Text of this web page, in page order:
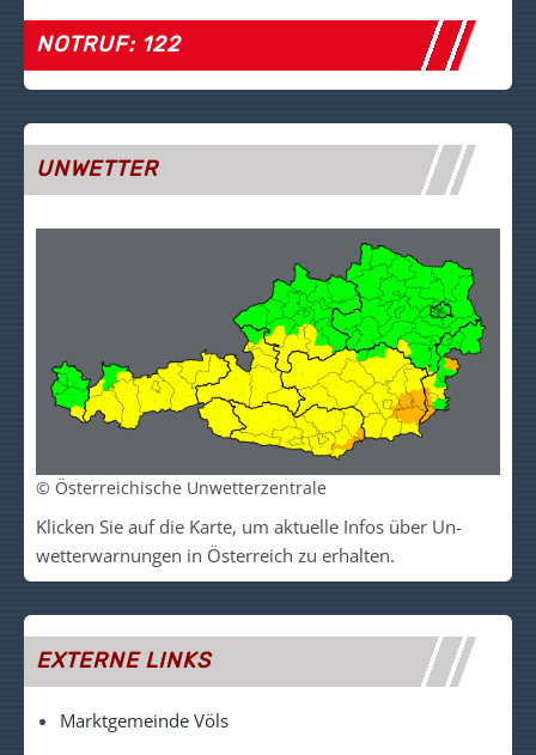
NOTRUF: 122
UNWETTER
© Österreichische Unwetterzentrale
Klicken Sie auf die Kar­te, um akt­uelle Infos über Un­
wetter­warn­un­gen in Ös­ter­reich zu er­halt­en.
EXTERNE LINKS
Marktgemeinde Völs